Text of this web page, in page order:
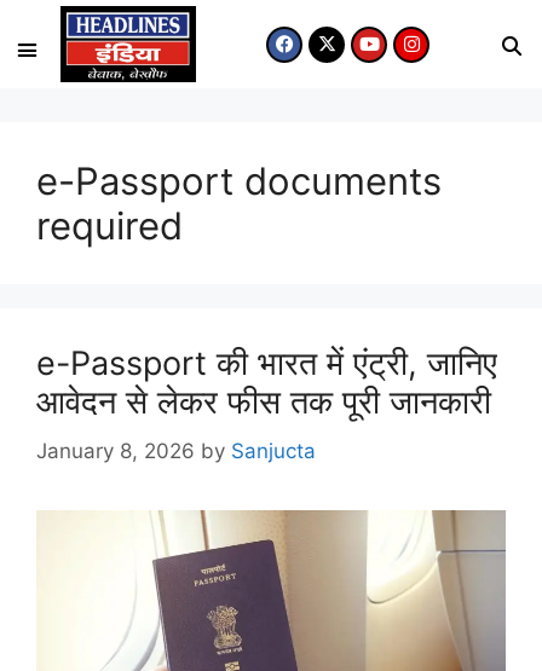
e-Passport documents
required
e-Passport की भारत में एंट्री, जानिए
आवेदन से लेकर फीस तक पूरी जानकारी
January 8, 2026 by Sanjucta